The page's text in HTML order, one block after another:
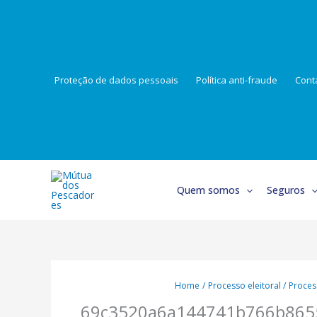
Proteção de dados pessoais Política anti-fraude
Quem somos Seguros
Home Processo eleitoral